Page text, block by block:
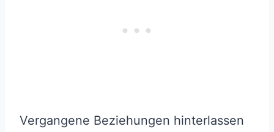
Vergangene Beziehungen hinterlassen